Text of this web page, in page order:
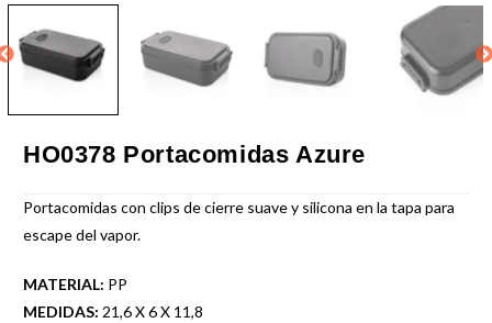
HO0378 Portacomidas Azure
Portacomidas con clips de cierre suave y silicona en la tapa para
escape del vapor.
MATERIAL: PP
MEDIDAS: 21,6 X 6 X 11,8